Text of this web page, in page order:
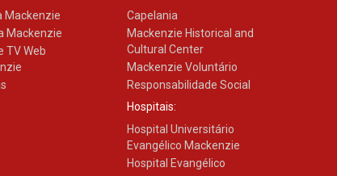
Mackenzie
Mackenzie
TV Web
Capelania
Mackenzie Historical and
Cultural Center
Mackenzie Voluntário
Responsabilidade Social
Hospitais:
Hospital Universitário
Evangélico Mackenzie
Hospital Evangélico